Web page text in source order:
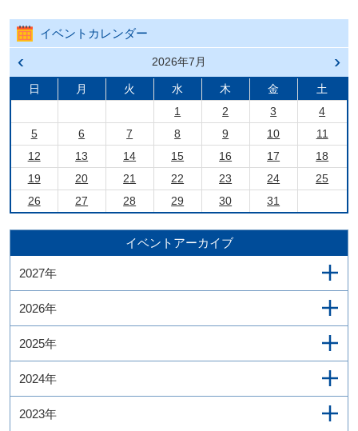
イベントカレンダー
前の
戻る
2026年7月
次の
進む
日 月 火 水 木 金
土
1
2 3
4
5
6 7 8 9 10
11
12
13 14 15 16 17
18
19
20 21 22 23 24
25
26
27 28 29 30 31
イベントアーカイブ
2027年
2026年
2025年
2024年
2023年